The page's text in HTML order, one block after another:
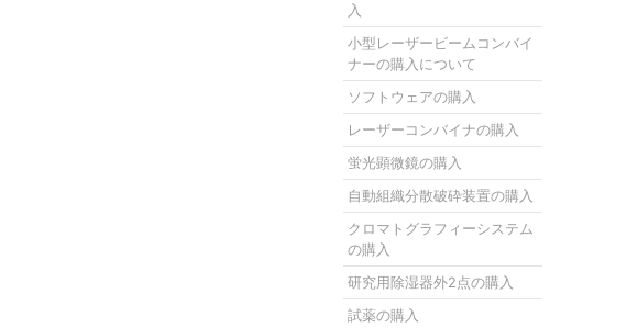
入
小型レーザービームコンバイ
ナーの購入について
ソフトウェアの購入
レーザーコンバイナの購入
蛍光顕微鏡の購入
自動組織分散破砕装置の購入
クロマトグラフィーシステム
の購入
研究用除湿器外2点の購入
試薬の購入